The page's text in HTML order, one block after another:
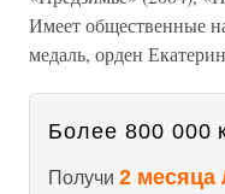
Имеет общественные
медаль, орден
Более 800 000
Получи 2 месяца